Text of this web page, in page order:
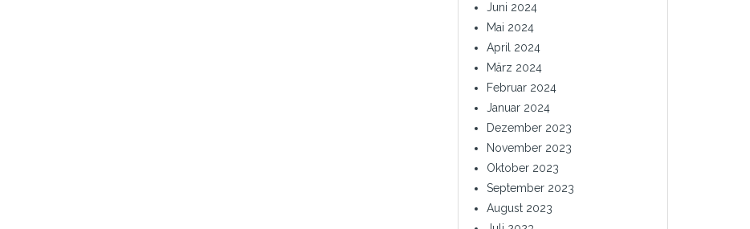
Juni 2024
Mai 2024
April 2024
März 2024
Februar 2024
Januar 2024
Dezember 2023
November 2023
Oktober 2023
September 2023
August 2023